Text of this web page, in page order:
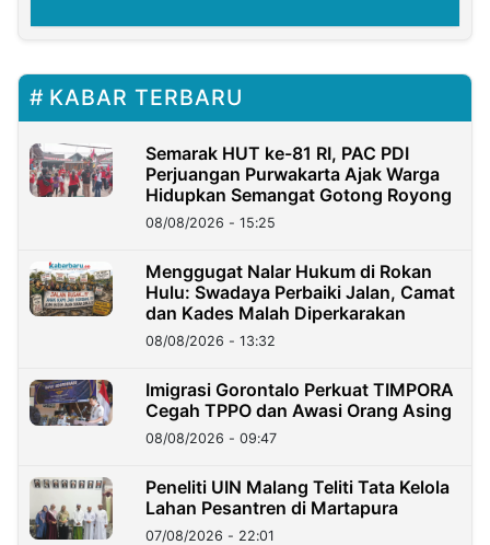
KABAR TERBARU
Semarak HUT ke-81 RI, PAC PDI
Perjuangan Purwakarta Ajak Warga
Hidupkan Semangat Gotong Royong
08/08/2026 - 15:25
Menggugat Nalar Hukum di Rokan
Hulu: Swadaya Perbaiki Jalan, Camat
dan Kades Malah Diperkarakan
08/08/2026 - 13:32
Imigrasi Gorontalo Perkuat TIMPORA
Cegah TPPO dan Awasi Orang Asing
08/08/2026 - 09:47
Peneliti UIN Malang Teliti Tata Kelola
Lahan Pesantren di Martapura
07/08/2026 - 22:01